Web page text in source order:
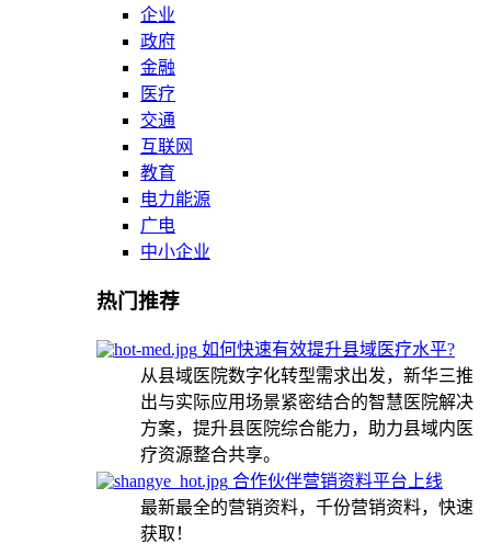
企业
政府
金融
医疗
交通
互联网
教育
电力能源
广电
中小企业
热门推荐
如何快速有效提升县域医疗水平?
从县域医院数字化转型需求出发，新华三推
出与实际应用场景紧密结合的智慧医院解决
方案，提升县医院综合能力，助力县域内医
疗资源整合共享。
合作伙伴营销资料平台上线
最新最全的营销资料，千份营销资料，快速
获取！